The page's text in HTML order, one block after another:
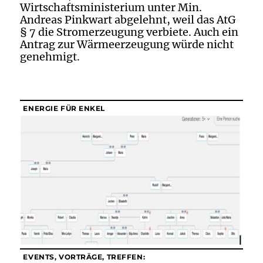
Wirtschaftsministerium unter Min.
Andreas Pinkwart abgelehnt, weil das AtG
§ 7 die Stromerzeugung verbiete. Auch ein
Antrag zur Wärmeerzeugung würde nicht
genehmigt.
ENERGIE FÜR ENKEL
EVENTS, VORTRÄGE, TREFFEN: